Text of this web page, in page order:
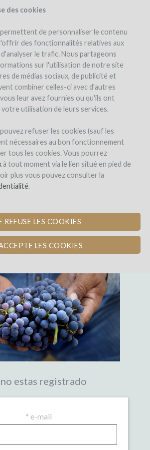
des cookies
de personnaliser le contenu
des fonctionnalités relatives aux
le trafic. Nous partageons
sur l'utilisation de notre site
de médias sociaux, de publicité et
combiner celles-ci avec d'autres
leur avez fournies ou qu'ils ont
utilisation de leurs services.
refuser les cookies (sauf les
nécessaires au bon fonctionnement
tous les cookies. Vous pourrez
à tout moment via le lien situé en pied de
plus vous pouvez consulter la
.
REFUSE LES COOKIES
LES COOKIES
REGISTRO
a
PLATAFORMA DE
EXPERTA DEL VINO
estas registrado
* e-mail